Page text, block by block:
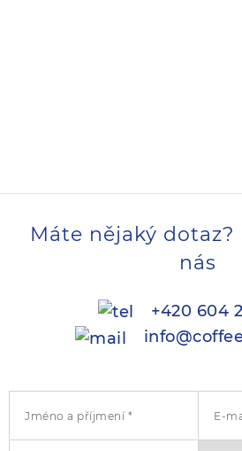
Máte nějaký
nás
+420 604
Jméno a příjmení * E-